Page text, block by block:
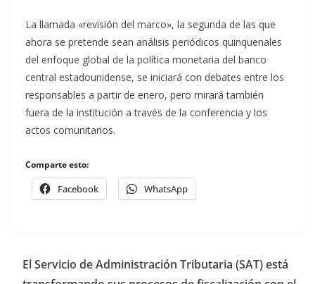
La llamada «revisión del marco», la segunda de las que
ahora se pretende sean análisis periódicos quinquenales
del enfoque global de la política monetaria del banco
central estadounidense, se iniciará con debates entre los
responsables a partir de enero, pero mirará también
fuera de la institución a través de la conferencia y los
actos comunitarios.
Comparte esto:
Facebook WhatsApp
El Servicio de Administración Tributaria (SAT) está